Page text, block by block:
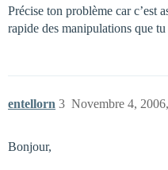
Précise ton problème car
rapide des manipulations que tu
entellorn Novembre 4,
3
Bonjour,